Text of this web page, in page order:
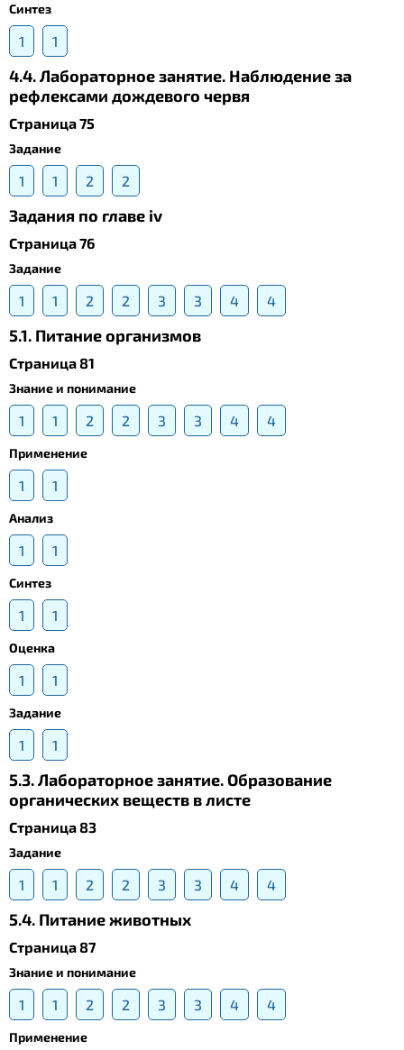
Синтез
1 1
4.4. Лабораторное занятие. Наблюдение за
рефлексами дождевого червя
Страница 75
Задание
1 1 2 2
Задания по главе iv
Страница 76
Задание
1 1 2 2 3 3 4 4
5.1. Питание организмов
Страница 81
Знание и понимание
1 1 2 2 3 3 4 4
Применение
1 1
Анализ
1 1
Синтез
1 1
Оценка
1 1
Задание
1 1
5.3. Лабораторное занятие. Образование
органических веществ в листе
Страница 83
Задание
1 1 2 2 3 3 4 4
5.4. Питание животных
Страница 87
Знание и понимание
1 1 2 2 3 3 4 4
Применение